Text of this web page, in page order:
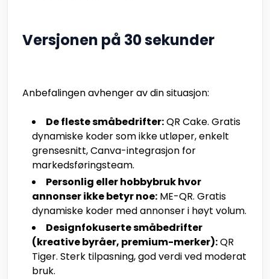
Versjonen på 30 sekunder
Anbefalingen avhenger av din situasjon:
De fleste småbedrifter:QR Cake. Gratis
dynamiske koder som ikke utløper, enkelt
grensesnitt, Canva-integrasjon for
markedsføringsteam.
Personlig eller hobbybruk hvor
annonser ikke betyr noe: ME-QR. Gratis
dynamiske koder med annonser i høyt volum.
Designfokuserte småbedrifter
(kreative byråer, premium-merker):QR
Tiger. Sterk tilpasning, god verdi ved moderat
bruk.